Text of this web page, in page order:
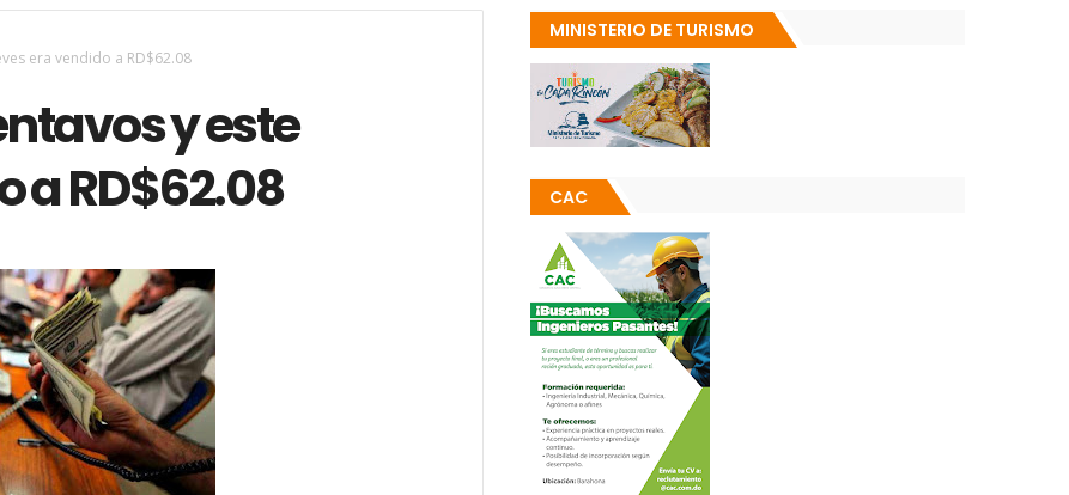
era vendido a RD$62.08
y este
a RD$62.08
MINISTERIO DE TURISMO
CAC